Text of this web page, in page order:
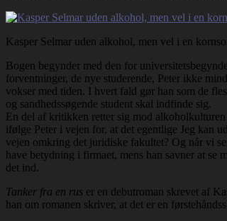
Kasper Selmar uden alkohol, men vel i en
Bogen begynder med den for
forventninger, de nye studerende, Peter ikke
vokser med tiden. I hvert fald gør han som de
og sandhedssøgende student skal indfinde sig.
En del af kritikken retter sig mod
ifølge Peter i vejen for, at det egentlige Jeg kan
vejen omkring det juridiske fakultet? Og når vi
have betydning i firmaet, mens han savner at
det ind.
Tanker fra en rus er en debutroman skrevet af
han om romanen skriver, at det er en